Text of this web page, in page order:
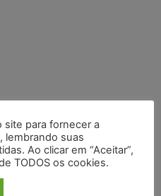
site para fornecer a
lembrando suas
Ao clicar em “Aceitar”,
TODOS os cookies.